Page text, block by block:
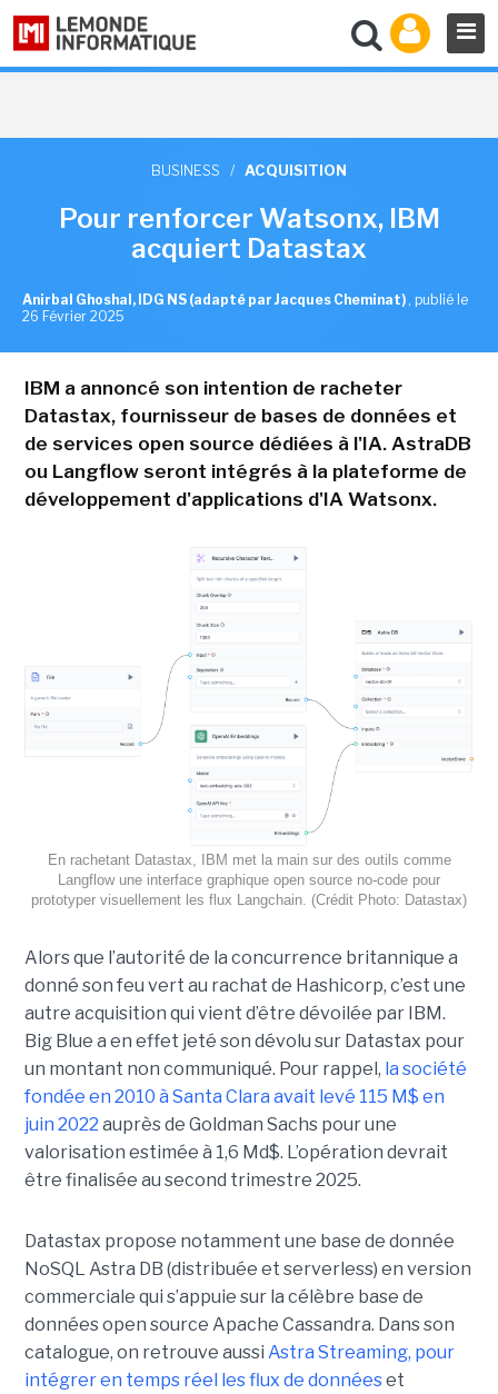
BUSINESS / ACQUISITION
Pour renforcer Watsonx, IBM
acquiert Datastax
Anirbal Ghoshal, IDG NS (adapté par Jacques Cheminat) , publié le
26 Février 2025
IBM a annoncé son intention de racheter
Datastax, fournisseur de bases de données et
de services open source dédiées à l'IA. AstraDB
ou Langflow seront intégrés à la plateforme de
développement d'applications d'IA Watsonx.
En rachetant Datastax, IBM met la main sur des outils comme
Langflow une interface graphique open source no-code pour
prototyper visuellement les flux Langchain. (Crédit Photo: Datastax)
Alors que l’autorité de la concurrence britannique a
donné son feu vert au rachat de Hashicorp, c’est une
autre acquisition qui vient d’être dévoilée par IBM.
Big Blue a en effet jeté son dévolu sur Datastax pour
un montant non communiqué. Pour rappel, la société
fondée en 2010 à Santa Clara avait levé 115 M$ en
juin 2022 auprès de Goldman Sachs pour une
valorisation estimée à 1,6 Md$. L’opération devrait
être finalisée au second trimestre 2025.
Datastax propose notamment une base de donnée
NoSQL Astra DB (distribuée et serverless) en version
commerciale qui s’appuie sur la célèbre base de
données open source Apache Cassandra. Dans son
catalogue, on retrouve aussi Astra Streaming, pour
intégrer en temps réel les flux de donnéeset